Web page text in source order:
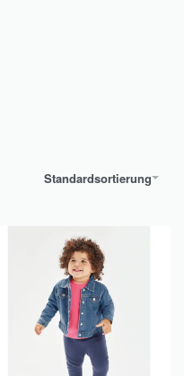
Standardsortierung